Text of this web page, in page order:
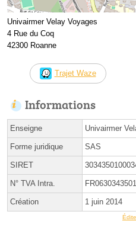
Univairmer Velay Voyages
4 Rue du Coq
42300 Roanne
Trajet Waze
Informations
Enseigne Univairmer
Forme juridique SAS
SIRET
N° TVA Intra.
Création 1 juin 2014